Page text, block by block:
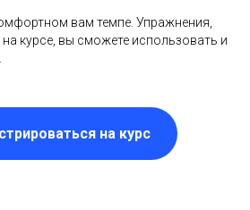
вам темпе. Упражнения,
курсе, вы сможете использовать и
на курс